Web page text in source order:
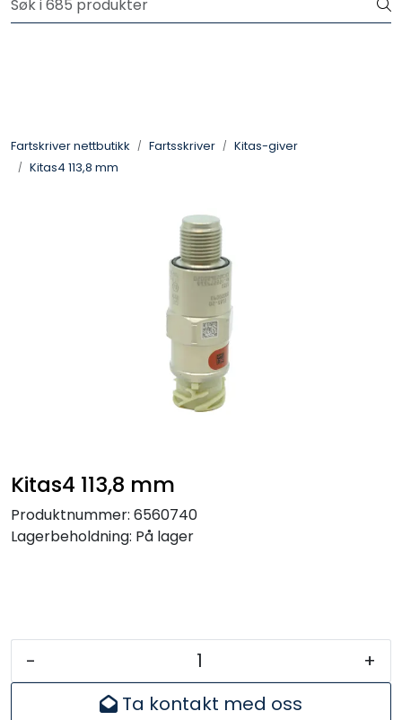
Skip to main content
Fartskriver nettbutikk Fartsskriver
Kitas-giver
Kitas4 113,8 mm
Kitas4 113,8 mm
Produktnummer: 6560740
Lagerbeholdning: På lager
-
+
Ta kontakt med oss
Petroteknisk